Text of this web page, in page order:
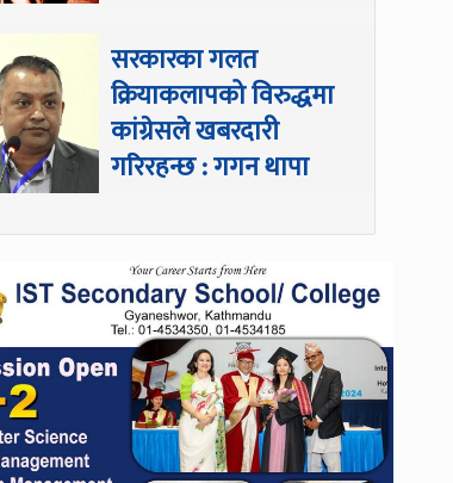
सरकारका गलत
क्रियाकलापको विरुद्धमा
कांग्रेसले खबरदारी
गरिरहन्छ : गगन थापा